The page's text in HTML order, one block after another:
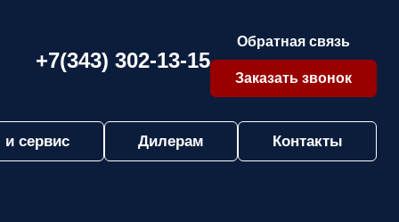
+7(343) 302-13-15
Обратная связь
Заказать звонок
и сервис Дилерам Контакты